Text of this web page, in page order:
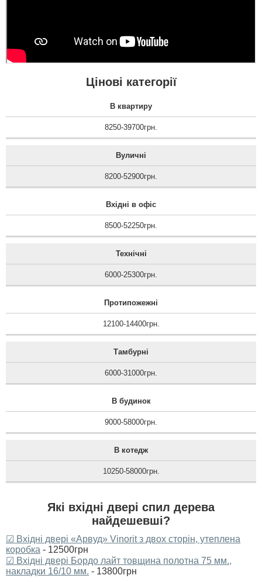
Цінові категорії
В квартиру
8250-39700грн.
Вуличні
8200-52900грн.
Вхідні в офіс
8500-52250грн.
Технічні
6000-25300грн.
Протипожежні
12100-14400грн.
Тамбурні
6000-31000грн.
В будинок
9000-58000грн.
В котедж
10250-58000грн.
Які вхідні двері спил дерева
найдешевші?
☑ Вхідні двері «Арвуд» Vinorit з двох сторін, утеплена
коробка - 12500грн
☑ Вхідні двері Бордо лайт товщина полотна 75 мм.,
накладки 16/10 мм. - 13800грн